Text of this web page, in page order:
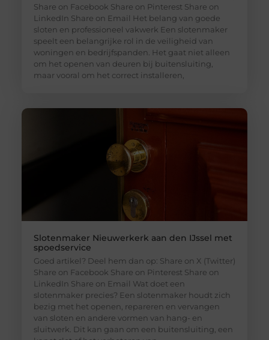
Share on Facebook Share on Pinterest Share on
LinkedIn Share on Email Het belang van goede
sloten en professioneel vakwerk Een slotenmaker
speelt een belangrijke rol in de veiligheid van
woningen en bedrijfspanden. Het gaat niet alleen
om het openen van deuren bij buitensluiting,
maar vooral om het correct installeren,
Slotenmaker Nieuwerkerk aan den IJssel met
spoedservice
Goed artikel? Deel hem dan op: Share on X (Twitter)
Share on Facebook Share on Pinterest Share on
LinkedIn Share on Email Wat doet een
slotenmaker precies? Een slotenmaker houdt zich
bezig met het openen, repareren en vervangen
van sloten en andere vormen van hang- en
sluitwerk. Dit kan gaan om een buitensluiting, een